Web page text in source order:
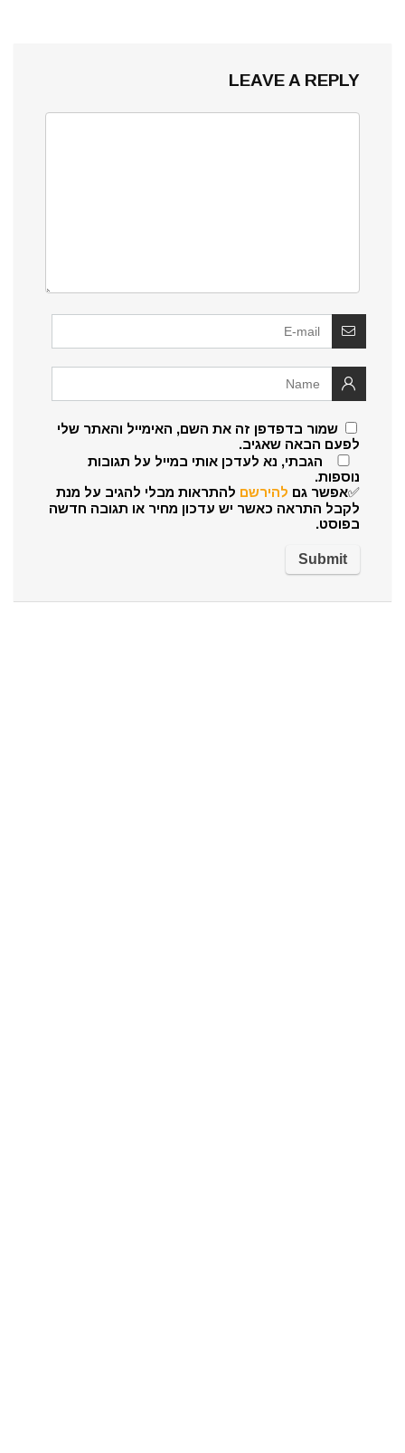
LEAVE A REPLY
שמור בדפדפן זה את השם, האימייל והאתר שלי
לפעם הבאה שאגיב.
הגבתי, נא לעדכן אותי במייל על תגובות
נוספות.
✅אפשר גם להירשם להתראות מבלי להגיב על מנת
לקבל התראה כאשר יש עדכון מחיר או תגובה חדשה
בפוסט.